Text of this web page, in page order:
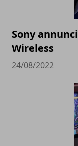
Sony
Wireless
24/08/2022